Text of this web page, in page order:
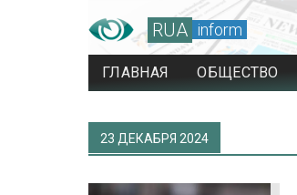
RUA inform
ГЛАВНАЯ ОБЩЕСТВО
23 ДЕКАБРЯ 2024